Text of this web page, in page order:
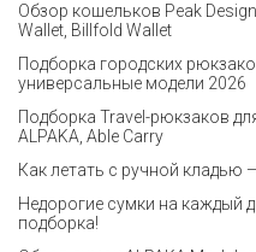
Обзор кошельков Peak
Wallet, Billfold Wallet
Подборка городских
универсальные модели 2026
Подборка Travel-рюкзаков
ALPAKA, Able Carry
Как летать с ручной кладью
Недорогие сумки на каждый
подборка!